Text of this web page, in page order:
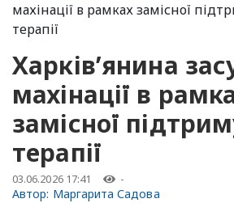
махінації в рамках замісної
терапії
Харків’янина
махінації в
замісної
терапії
03.06.2026 17:41 -
Автор: Маргарита Садова